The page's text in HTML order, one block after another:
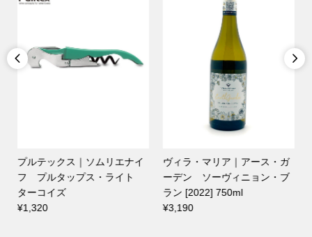

プルテックス｜ソムリエナイ
フ プルタップス・ライト
ターコイズ
¥1,320
ヴィラ・マリア｜アース・ガ
ーデン ソーヴィニョン・ブ
ラン [2022] 750ml
¥3,190
